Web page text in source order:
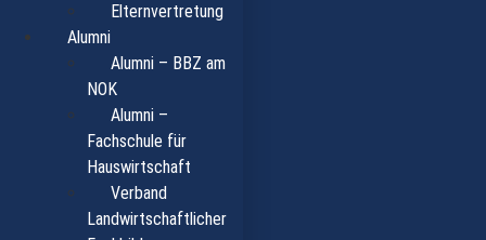
Elternvertretung
Alumni
Alumni – BBZ am
NOK
Alumni –
Fachschule für
Hauswirtschaft
Verband
Landwirtschaftlicher